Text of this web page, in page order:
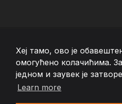
Хеј тамо, ово је
омогућено колачићима.
једном и заувек је
Learn more
Changelog● Коришћењем ове
href="https://teamextension.rs/sr/pravni/
<а href="https://teamextension.rs/sr/